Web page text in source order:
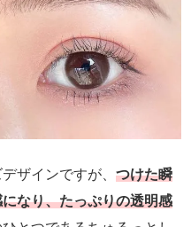
ザインですが、 つけた瞬
なり、たっぷりの透明感